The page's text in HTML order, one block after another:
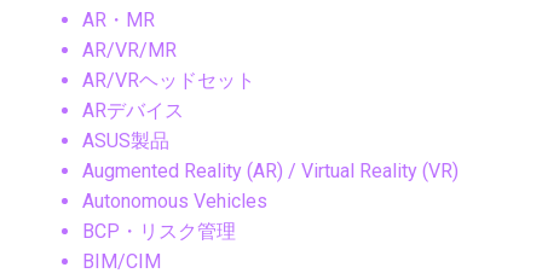
AR・MR
AR/VR/MR
AR/VRヘッドセット
ARデバイス
ASUS製品
Augmented Reality (AR) / Virtual Reality (VR)
Autonomous Vehicles
BCP・リスク管理
BIM/CIM